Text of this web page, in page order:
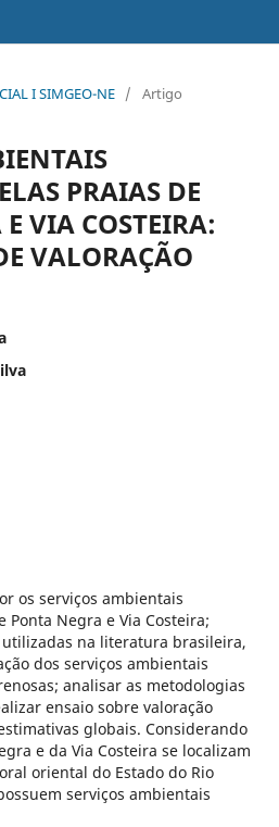
I SIMGEO-NE / Artigo
PRAIAS DE
VIA COSTEIRA:
VALORAÇÃO
os serviços ambientais
Negra e Via Costeira;
na literatura brasileira,
dos serviços ambientais
analisar as metodologias
ensaio sobre valoração
globais. Considerando
e da Via Costeira se localizam
oriental do Estado do Rio
serviços ambientais